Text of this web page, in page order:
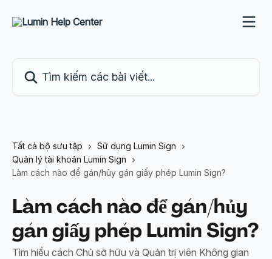
Tất cả bộ sưu tập
Sử dụng Lumin Sign
Quản lý tài khoản Lumin Sign
Làm cách nào để gán/hủy gán giấy phép Lumin Sign?
Làm cách nào để gán/hủy
gán giấy phép Lumin Sign?
Tìm hiểu cách Chủ sở hữu và Quản trị viên Không gian